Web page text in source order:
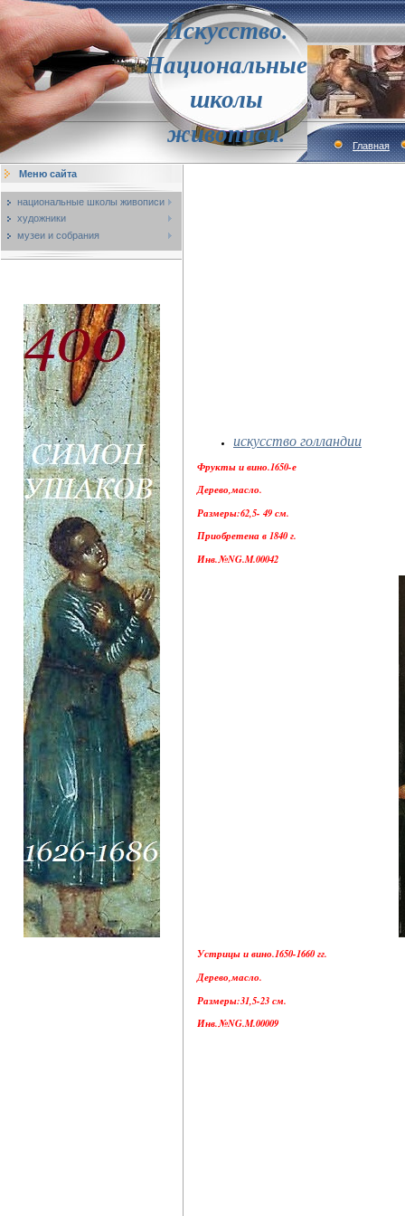
Искусство.
Национальные
школы
живописи.
Главная
Меню сайта
национальные школы живописи
художники
музеи и собрания
искусство голландии
Фрукты и вино.1650-е
Дерево,масло.
Размеры:62,5- 49 см.
Приобретена в 1840 г.
Инв.№NG.M.00042
Устрицы и вино.1650-1660 гг.
Дерево,масло.
Размеры:31,5-23 см.
Инв.№NG.M.00009